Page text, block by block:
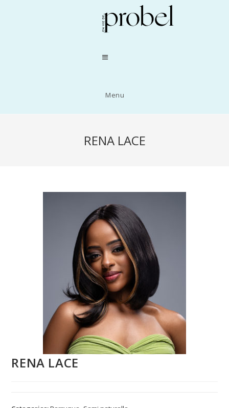
Menu
RENA LACE
RENA LACE